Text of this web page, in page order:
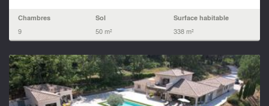
Chambres
9
Sol
50 m²
Surface habitable
338 m²